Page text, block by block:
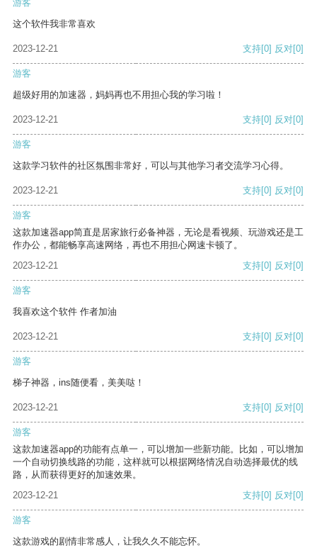
游客
这个软件我非常喜欢
2023-12-21 支持[0] 反对[0]
游客
超级好用的加速器，妈妈再也不用担心我的学习啦！
2023-12-21 支持[0] 反对[0]
游客
这款学习软件的社区氛围非常好，可以与其他学习者交流学习心得。
2023-12-21 支持[0] 反对[0]
游客
这款加速器app简直是居家旅行必备神器，无论是看视频、玩游戏还是工
作办公，都能畅享高速网络，再也不用担心网速卡顿了。
2023-12-21
支持[0] 反对[0]
游客
我喜欢这个软件 作者加油
2023-12-21 支持[0] 反对[0]
游客
梯子神器，ins随便看，美美哒！
2023-12-21 支持[0] 反对[0]
游客
这款加速器app的功能有点单一，可以增加一些新功能。比如，可以增加
一个自动切换线路的功能，这样就可以根据网络情况自动选择最优的线
路，从而获得更好的加速效果。
2023-12-21
支持[0] 反对[0]
游客
这款游戏的剧情非常感人，让我久久不能忘怀。